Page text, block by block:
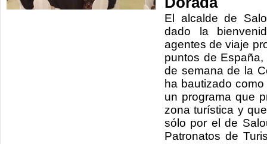
El alcalde de
dado la
agentes de viaje
puntos de
de semana de la
ha bautizado
un programa que
zona turística y
sólo por el de
Patronatos de